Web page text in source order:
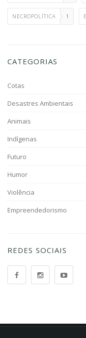
NECROPOLÍTICA 1
CATEGORIAS
Cotas
Desastres Ambientais
Animais
Indígenas
Futuro
Humor
Violência
Empreendedorismo
REDES SOCIAIS